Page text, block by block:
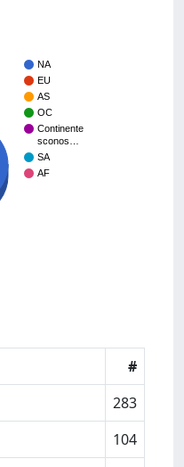
NA
EU
AS
OC
Continente
sconos…
SA
AF
#
283
104